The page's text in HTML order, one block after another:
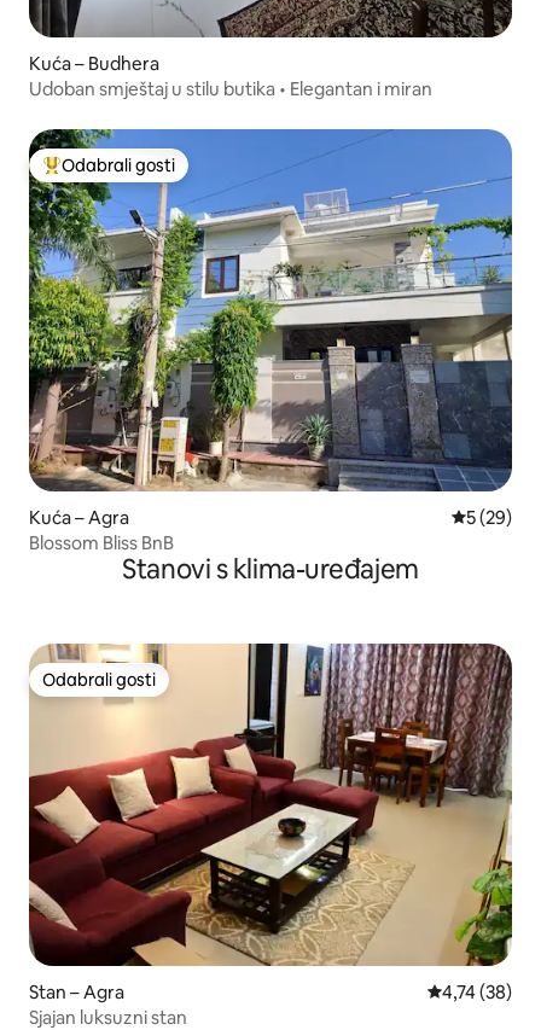
Kuća – Budhera
Udoban smještaj u stilu butika • Elegantan i miran
Među najviše rangiranima s oznakom „Odabrali gosti”
Odabrali gosti
Kuća – Agra Prosječna
5 (29)
Blossom Bliss BnB
Stanovi s klima-uređajem
Odabrali gosti
Odabrali gosti
Stan – Agra Prosječna
4,74 (38)
Sjajan luksuzni stan